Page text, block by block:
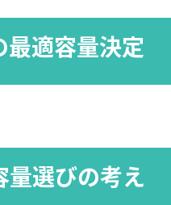
最適容量決定
量選びの考え